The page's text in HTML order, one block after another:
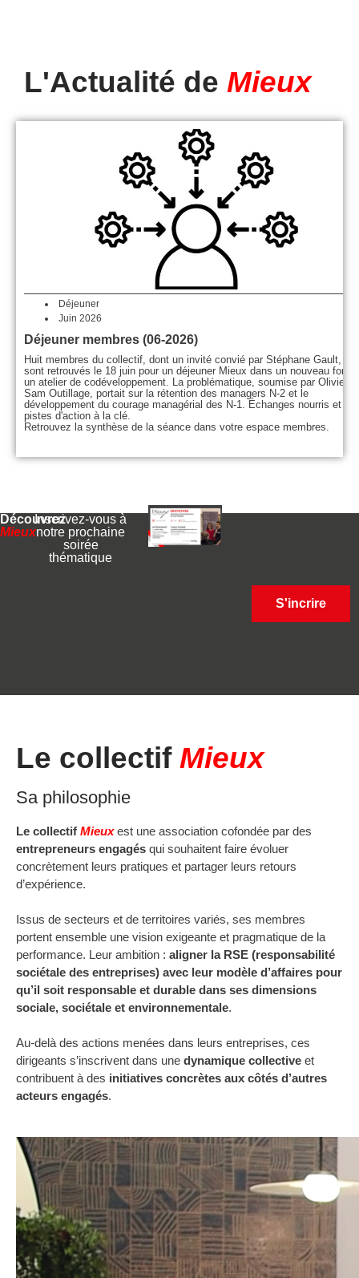
L'Actualité de Mieux
Déjeuner
Juin 2026
Déjeuner membres (06-2026)
Huit membres du collectif, dont un invité convié par Stéphane Gault, se
sont retrouvés le 18 juin pour un déjeuner Mieux dans un nouveau
un atelier de codéveloppement. La problématique, soumise par Olivier
Sam Outillage, portait sur la rétention des managers N-2 et le
développement du courage managérial des N-1. Échanges nourris et
pistes d'action à la clé.
Retrouvez la synthèse de la séance dans votre espace membres.
Découvrez
Mieux
Inscrivez-vous à
notre prochaine
soirée
thématique
S'incrire
Le collectif Mieux
Sa philosophie
Le collectif Mieuxest une association cofondée par des
entrepreneurs engagés qui souhaitent faire évoluer
concrètement leurs pratiques et partager leurs retours
d’expérience.
Issus de secteurs et de territoires variés, ses membres
portent ensemble une vision exigeante et pragmatique de la
performance. Leur ambition : aligner la RSE (responsabilité
sociétale des entreprises) avec leur modèle d’affaires pour
qu’il soit responsable et durable dans ses dimensions
sociale, sociétale et environnementale.
Au-delà des actions menées dans leurs entreprises, ces
dirigeants s’inscrivent dans une dynamique collective et
contribuent à des initiatives concrètes aux côtés d’autres
acteurs engagés.